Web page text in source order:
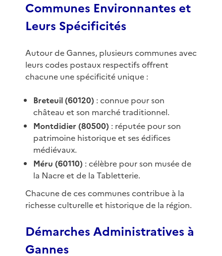
Communes Environnantes et
Leurs Spécificités
Autour de Gannes, plusieurs communes avec
leurs codes postaux respectifs offrent
chacune une spécificité unique :
Breteuil (60120) : connue pour son
château et son marché traditionnel.
Montdidier (80500) : réputée pour son
patrimoine historique et ses édifices
médiévaux.
Méru (60110) : célèbre pour son musée de
la Nacre et de la Tabletterie.
Chacune de ces communes contribue à la
richesse culturelle et historique de la région.
Démarches Administratives à
Gannes